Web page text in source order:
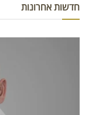
חדשות אחרונות